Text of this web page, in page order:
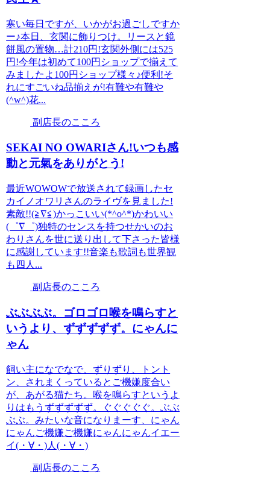
寒い毎日ですが、いかがお過ごしですか
ー♪本日、玄関に飾りつけ。リースと鏡
餅風の置物…計210円!玄関外側には525
円!今年は初めて100円ショップで揃えて
みましたよ100円ショップ様々♪便利!そ
れにすごいね品揃えが!有難や有難や
(^w^)花...
副店長のこころ
SEKAI NO OWARIさん!いつも感
動と元氣をありがとう!
最近WOWOWで放送されて録画したセ
カイノオワリさんのライヴを見ました!
素敵!!(≧∇≦)かっこいい(*^o^*)かわいい
(゜∇゜)独特のセンスを持つせかいのお
わりさんを世に送り出して下さった皆様
に感謝しています!!音楽も歌詞も世界観
も四人...
副店長のこころ
ぶぶぶぶ。ゴロゴロ喉を鳴らすと
いうより、ずずずずず。にゃんに
ゃん
飼い主になでなで、ずりずり、トント
ン、されまくっているとご機嫌度合い
が、あがる猫たち。喉を鳴らすというよ
りはもうずずずずず。ぐぐぐぐぐ。ぶぶ
ぶぶ。みたいな音になりまーす、にゃん
にゃんご機嫌ご機嫌にゃんにゃんイエー
イ(・∀・)人(・∀・)
副店長のこころ